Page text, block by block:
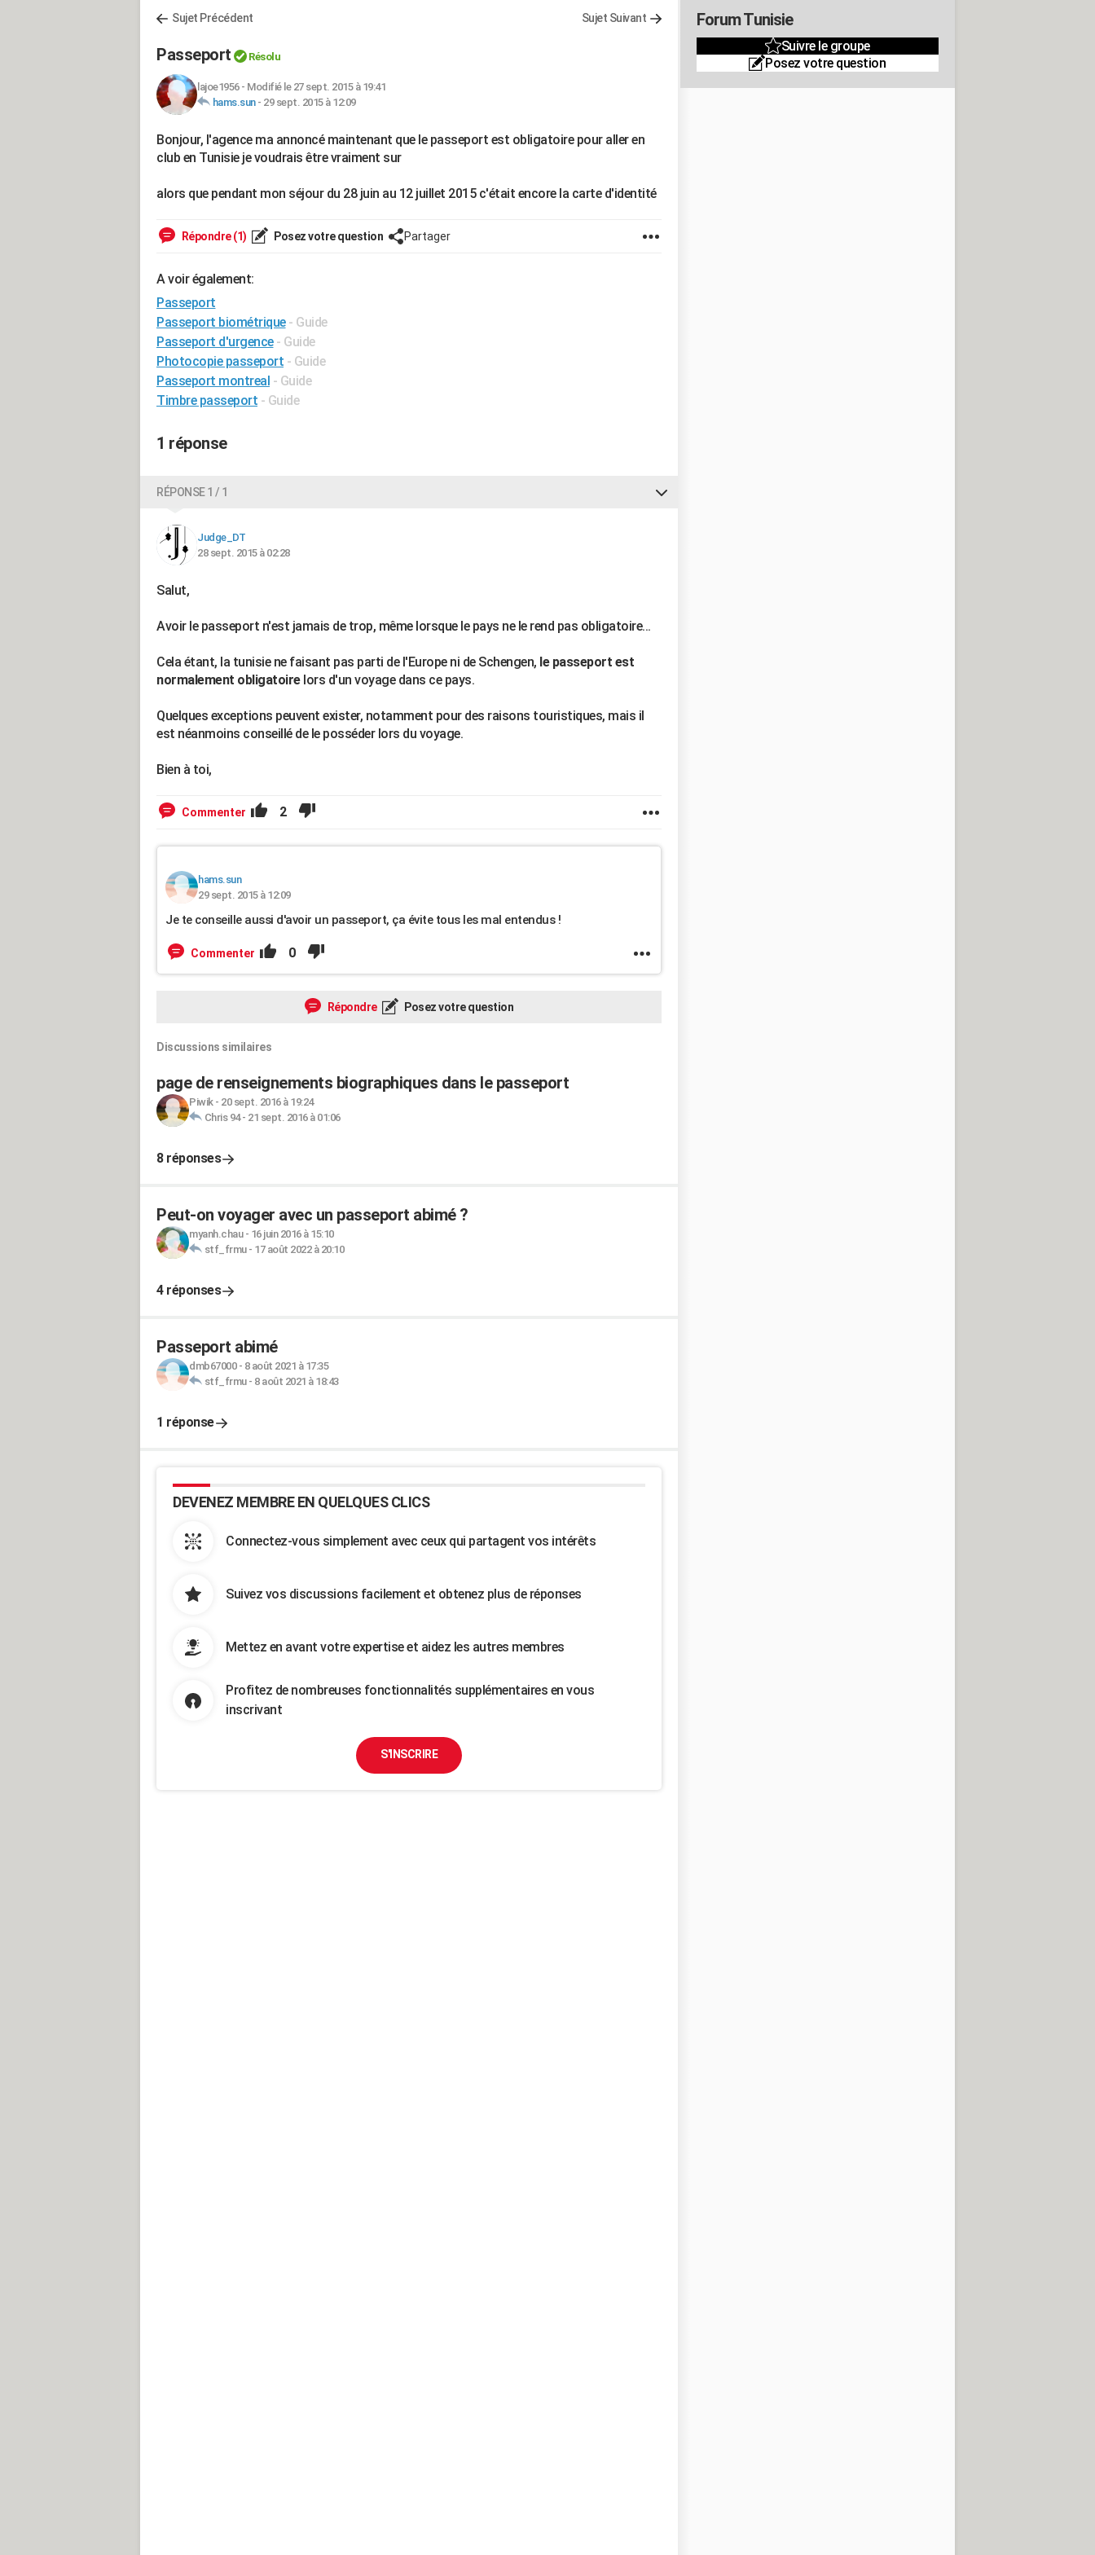
Sujet Précédent Sujet Suivant
Passeport Résolu
lajoe1956- Modifié le 27 sept. 2015 à 19:41
hams.sun- 29 sept. 2015 à 12:09
Bonjour, l'agence ma annoncé maintenant que le passeport est obligatoire pour aller en
club en Tunisie je voudrais être vraiment sur
alors que pendant mon séjour du 28 juin au 12 juillet 2015 c'était encore la carte d'identité
Répondre (1) Posez votre question Partager
A voir également:
Passeport
Passeport biométrique - Guide
Passeport d'urgence - Guide
Photocopie passeport - Guide
Passeport montreal - Guide
Timbre passeport - Guide
1 réponse
RÉPONSE 1 / 1
Judge_DT
28 sept. 2015 à 02:28
Salut,
Avoir le passeport n'est jamais de trop, même lorsque le pays ne le rend pas obligatoire...
Cela étant, la tunisie ne faisant pas parti de l'Europe ni de Schengen, le passeport est
normalement obligatoirelors d'un voyage dans ce pays.
Quelques exceptions peuvent exister, notamment pour des raisons touristiques, mais il
est néanmoins conseillé de le posséder lors du voyage.
Bien à toi,
Commenter 2
hams.sun
29 sept. 2015 à 12:09
Je te conseille aussi d'avoir un passeport, ça évite tous les mal entendus !
Commenter 0
Répondre Posez votre question
Discussions similaires
page de renseignements biographiques dans le passeport
Piwik- 20 sept. 2016 à 19:24
Chris 94- 21 sept. 2016 à 01:06
8 réponses
Peut-on voyager avec un passeport abimé ?
myanh.chau- 16 juin 2016 à 15:10
stf_frmu- 17 août 2022 à 20:10
4 réponses
Passeport abimé
dmb67000- 8 août 2021 à 17:35
stf_frmu- 8 août 2021 à 18:43
1 réponse
DEVENEZ MEMBRE EN QUELQUES CLICS
Connectez-vous simplement avec ceux qui partagent vos intérêts
Suivez vos discussions facilement et obtenez plus de réponses
Mettez en avant votre expertise et aidez les autres membres
Profitez de nombreuses fonctionnalités supplémentaires en vous
inscrivant
S'INSCRIRE
Forum Tunisie
Suivre le groupe
Posez votre question